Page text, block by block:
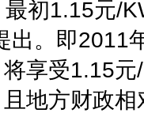
初1.15元/
出。即
享受1.15
地方财政